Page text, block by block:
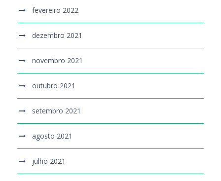
fevereiro 2022
dezembro 2021
novembro 2021
outubro 2021
setembro 2021
agosto 2021
julho 2021